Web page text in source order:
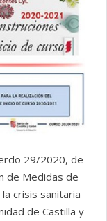
29/2020, de
de Medidas de
crisis sanitaria
de Castilla y